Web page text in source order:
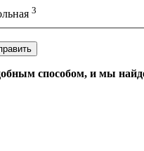
3
способом, и мы